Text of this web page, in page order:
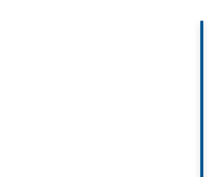
gia vào một
vẻ đẹp này bằng